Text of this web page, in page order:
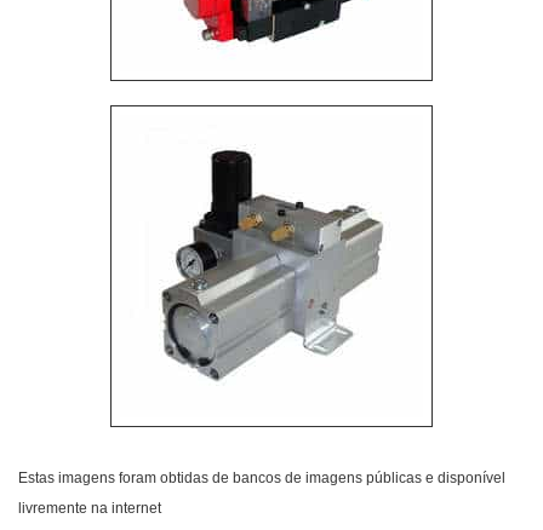
Estas imagens foram obtidas de bancos de imagens públicas e disponível
livremente na internet